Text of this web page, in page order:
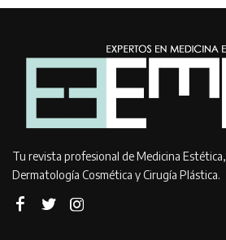
Tu revista profesional de Medicina Estética,
Dermatología Cosmética y Cirugía Plástica.